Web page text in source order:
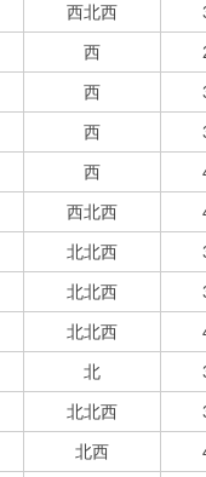
西北西
西
西
西
西
西北西
北北西
北北西
北北西
北
北北西
北西